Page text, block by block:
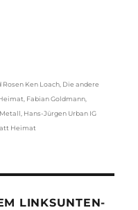
Rosen Ken Loach Die andere
Fabian Goldmann
Hans-Jürgen Urban IG
Heimat
LINKSUNTEN-